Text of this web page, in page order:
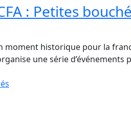
: Petites
moment historique pour la
une série d’événements